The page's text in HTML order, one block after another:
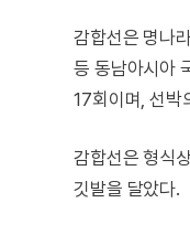
감합선은 명나
등 동남아시아
17회이며, 선박
감합선은 형식
깃발을 달았다.